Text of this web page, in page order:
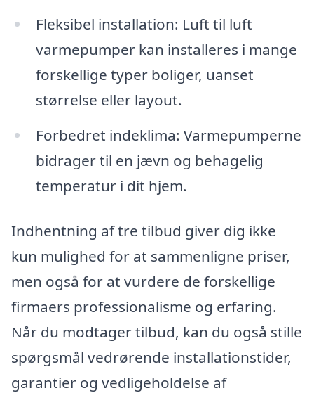
Fleksibel installation: Luft til luft
varmepumper kan installeres i mange
forskellige typer boliger, uanset
størrelse eller layout.
Forbedret indeklima: Varmepumperne
bidrager til en jævn og behagelig
temperatur i dit hjem.
Indhentning af tre tilbud giver dig ikke
kun mulighed for at sammenligne priser,
men også for at vurdere de forskellige
firmaers professionalisme og erfaring.
Når du modtager tilbud, kan du også stille
spørgsmål vedrørende installationstider,
garantier og vedligeholdelse af